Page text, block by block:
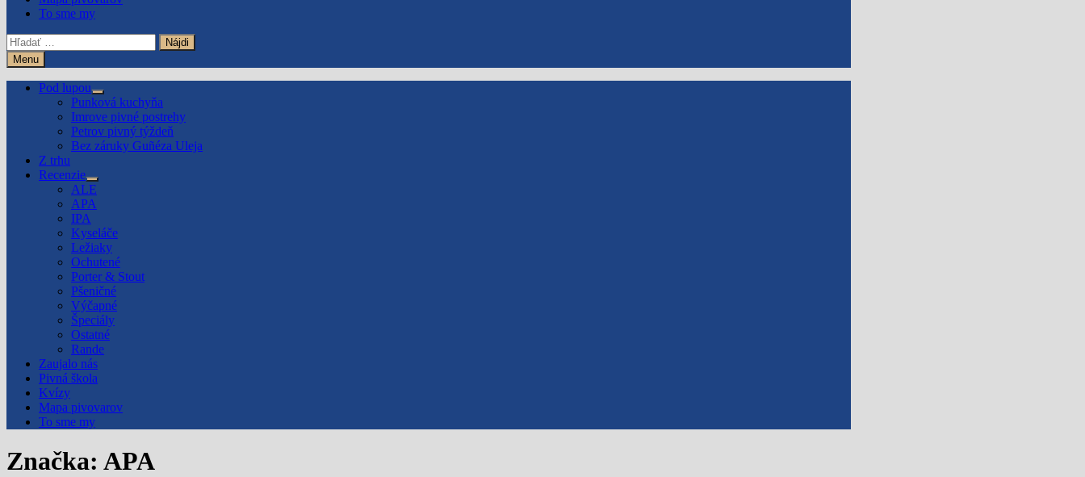
To sme my
Hľadať:
Menu
Pod lupou
Show
sub
menu
Punková kuchyňa
Imrove pivné postrehy
Petrov pivný týždeň
Bez záruky Guñéza Uleja
Z trhu
Recenzie
Show
sub
menu
ALE
APA
IPA
Kyseláče
Ležiaky
Ochutené
Porter & Stout
Pšeničné
Výčapné
Špeciály
Ostatné
Rande
Zaujalo nás
Pivná škola
Kvízy
Mapa pivovarov
To sme my
Značka: APA